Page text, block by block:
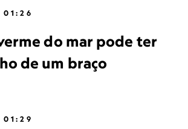
01:26
do mar pode ter
de um braço
01:29